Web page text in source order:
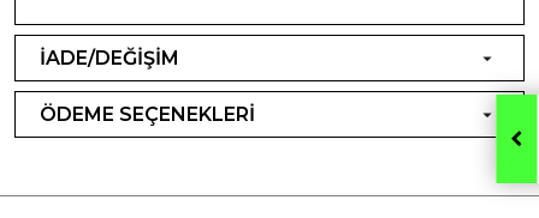
İADE/DEĞİŞİM
ÖDEME SEÇENEKLERİ